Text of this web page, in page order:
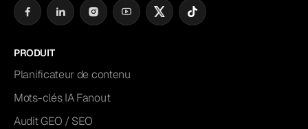
PRODUIT
Planificateur de contenu
Mots-clés IA Fanout
Audit GEO / SEO